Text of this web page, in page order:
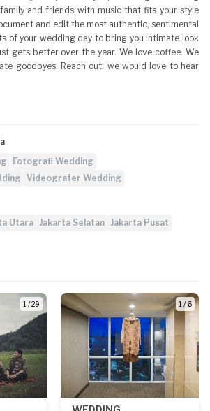
and friends with music that fits your style
and edit the most authentic, sentimental
of your wedding day to bring you intimate look
gets better over the year. We love coffee. We
goodbyes. Reach out; we would love to hear
Fotografi Wedding
Videografer Wedding
Utara Jakarta Selatan Jakarta Pusat
1 / 29 1 / 6